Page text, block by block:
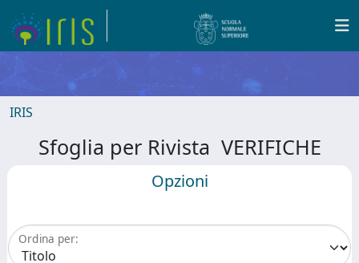
IRIS
Sfoglia per Rivista VERIFICHE
Opzioni
Ordina per: